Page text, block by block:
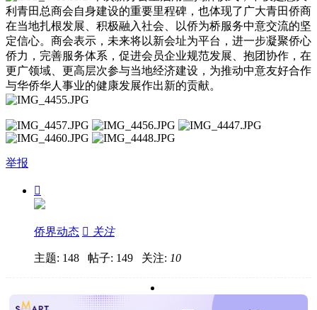
利青田总商会自身建设的重要里程碑，也体现了广大青田侨商
在当地扎根发展、积极融入社会、以侨为桥服务中意交流的坚
定信心。商会表示，未来将以新会址为平台，进一步凝聚侨心
侨力，完善服务体系，促进会员企业规范发展、抱团协作，在
更广领域、更高层次参与当地经济建设，为推动中意友好合作
与华侨华人事业的健康发展作出新的贡献。
举报

侨界动态  关注
主题: 148 帖子: 149 关注: 10